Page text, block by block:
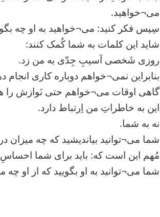
می¬خواهید.
سِپس فکر کنید: می¬خواهید به او چه
شاید این کلمات به شما کُمک کنند:
روزی شَخصی آسیبِ جِدّی به من زد.
بنابراین نمی¬خواهم دوباره کاری انجام
گاهی اوقات می¬خواهم حتی نَوازش را
این به خاطراتِ من اِرتباط دارد.
نه به شما.
شما می¬توانید بیاندیشید که چه
مُهم این است که: باید برای شما
شما می¬توانید به او بگویید که از او چه